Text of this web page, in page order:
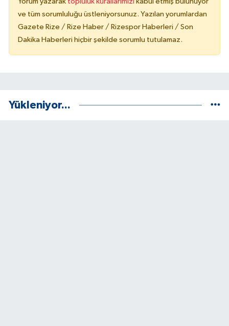
ve tüm sorumluluğu üstleniyorsunuz. Yazılan yorumlardan
Gazete Rize / Rize Haber / Rizespor Haberleri / Son
Dakika Haberleri hiçbir şekilde sorumlu tutulamaz.
Yükleniyor...